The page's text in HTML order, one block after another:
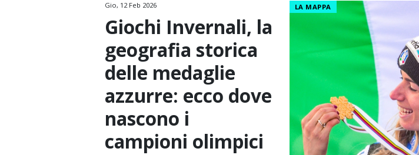
Atletica Leggera
Basket
Ciclismo
Formula 1
Golf
Moto GP
NFL
Gio, 12 Feb 2026
Giochi Invernali, la
geografia storica
delle medaglie
azzurre: ecco dove
nascono i
campioni olimpici
LA MAPPA